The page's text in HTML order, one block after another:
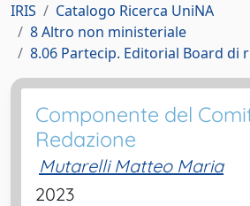
IRIS
Catalogo Ricerca UniNA
8 Altro non ministeriale
8.06 Partecip. Editorial Board di
Componente del
Redazione
Mutarelli Matteo Maria
2023